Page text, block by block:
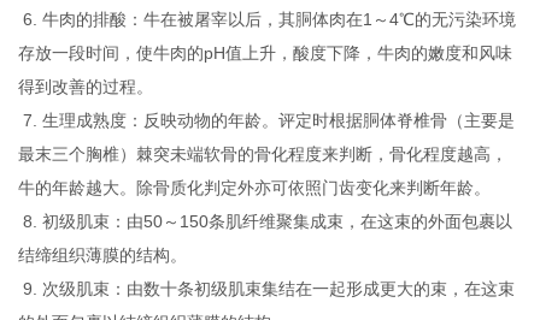
6. 牛肉的排酸：牛在被屠宰以后，其胴体肉在1～4℃的无污染环境
存放一段时间，使牛肉的pH值上升，酸度下降，牛肉的嫩度和风味
得到改善的过程。
7. 生理成熟度：反映动物的年龄。评定时根据胴体脊椎骨（主要是
最末三个胸椎）棘突未端软骨的骨化程度来判断，骨化程度越高，
牛的年龄越大。除骨质化判定外亦可依照门齿变化来判断年龄。
8. 初级肌束：由50～150条肌纤维聚集成束，在这束的外面包裹以
结缔组织薄膜的结构。
9. 次级肌束：由数十条初级肌束集结在一起形成更大的束，在这束